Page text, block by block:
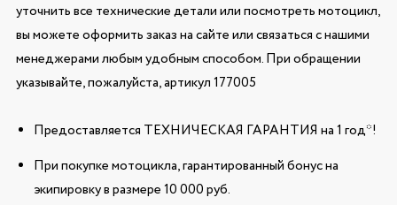
уточнить все технические детали или посмотреть мотоцикл,
вы можете оформить заказ на сайте или связаться с нашими
менеджерами любым удобным способом. При обращении
указывайте, пожалуйста, артикул 177005
Предоставляется ТЕХНИЧЕСКАЯ ГАРАНТИЯ на 1 год*!
При покупке мотоцикла, гарантированный бонус на
экипировку в размере 10 000 руб.